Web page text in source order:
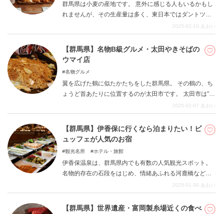
群馬県は小麦の産地です。 意外に感じる人もいるかもし
れませんが、その生産量は多く、東日本ではダントツの1
位。 そのせいか小麦愛が深いようで、消費量も突出して
います。 県内の各地で粉食文化が根付いており、パン屋
さんの数も豊富。 名店と呼ばれるお店も多く存在しま
す。 今回は、特に“高崎市”に限定して人気のお店をご紹
2025-02-10 あおい
【群馬県】名物B級グルメ・太田やきそばの
ウマイ店
名物グルメ
翼を広げた鶴に似たかたちをした群馬県。 その鶴の、ち
ょうど首あたりに位置するのが太田市です。 太田市は”焼
きそば”が名物で、市内にはたくさんのお店が軒を連ねま
す。 近年ではメディアに取り上げられることも増えてき
たので、もしかしたらご存知の人もいるでしょうか。
『安くてボリュームたっぷり』という特徴があるB級グル
ススメ店をまとめました。 テレビで紹介された有名店か
ら、地元で愛される老舗までご紹介します。
2025-02-07 あおい
【群馬県】伊香保に行くなら泊まりたい！ビ
ュッフェが人気のお宿
観光名所 ホテル・旅館
伊香保温泉は、群馬県内でも有数の人気観光スポット。
名物的存在の石段をはじめ、情緒あふれる河鹿橋など見
どころが多数あります。 本記事では、そんな伊香保温泉
のお宿についてご紹介します。 おいしいビュッフェが人
気を集めるホテル・旅館を厳選してまとめました。
2025-01-30 あおい
【群馬県】世界遺産・富岡製糸場近くの食べ